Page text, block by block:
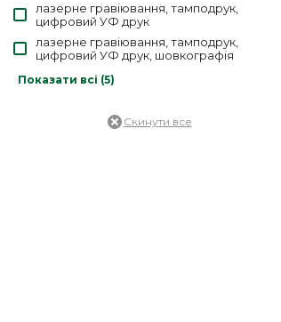
лазерне гравіювання, тамподрук,
цифровий УФ друк
лазерне гравіювання, тамподрук,
цифровий УФ друк, шовкографія
лазерне гравіювання, тамподрук,
шовкографія
лазерне гравіювання, цифровий УФ друк,
Показати всі (5)